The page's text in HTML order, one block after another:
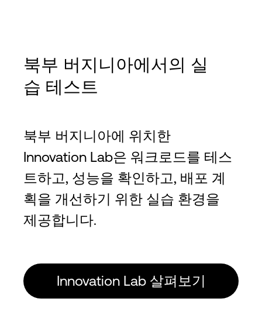
북부 버지니아에서의 실
습 테스트
북부 버지니아에 위치한
Innovation Lab은 워크로드를 테스
트하고, 성능을 확인하고, 배포 계
획을 개선하기 위한 실습 환경을
제공합니다.
Innovation Lab 살펴보기